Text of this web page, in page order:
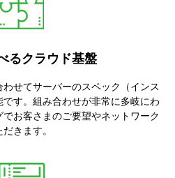
るクラウド基盤
せてサーバーのスペック（インス
す。組み合わせが非常に多岐にわ
お客さまのご要望やネットワーク
きます。